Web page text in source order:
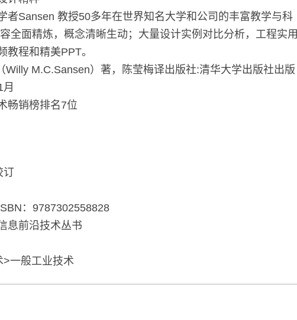
者Sansen 教授50多年在世界知名大学和公司的丰富教学与科
全面精炼，概念清晰生动；大量设计实例对比分析，工程实用
教程和精美PPT。
Willy M.C.Sansen）著，陈莹梅译出版社:清华大学出版社出版
畅销榜排名7位
订
：9787302558828
息前沿技术丛书
>一般工业技术